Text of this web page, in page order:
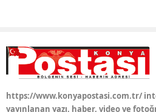
https://www.konyapostasi.com.tr/
yayınlanan yazı, haber, video ve